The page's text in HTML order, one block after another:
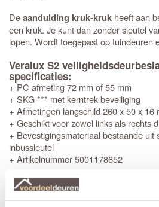
Deaanduiding kruk-kruk heeft aan
een kruk. Je kunt dan zonder sleutel
lopen. Wordt toegepast op tuindeuren
Veralux S2
specificaties:
+ PC afmeting 72 mm of 55 mm
+ SKG *** met kerntrek beveiliging
+ Afmetingen langschild 260 x 50 x 16
+ Geschikt voor zowel links als rechts
+ Bevestigingsmateriaal bestaande uit
inbussleutel
+ Artikelnummer 5001178652